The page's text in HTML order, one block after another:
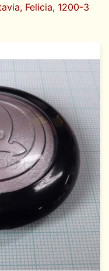
Felicia, 1200-3